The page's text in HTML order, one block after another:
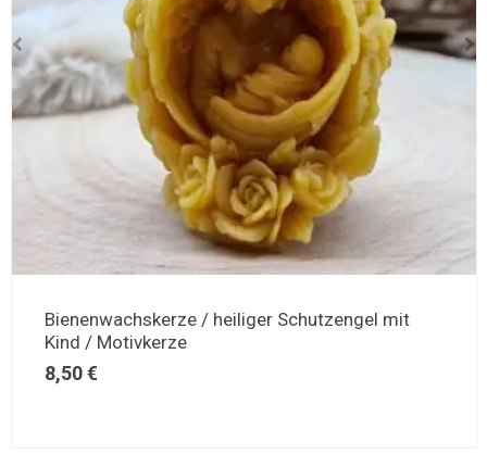
Bienenwachskerze / heiliger Schutzengel mit
Kind / Motivkerze
8,50€